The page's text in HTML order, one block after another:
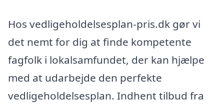
Hos vedligeholdelsesplan-pris.dk gør vi
det nemt for dig at finde kompetente
fagfolk i lokalsamfundet, der kan hjælpe
med at udarbejde den perfekte
vedligeholdelsesplan. Indhent tilbud fra